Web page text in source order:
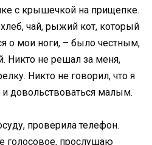
с крышечкой на прищепке.
чай, рыжий кот, который
о мои ноги, – было честным,
не решал за меня,
Никто не говорил, что я
довольствоваться малым.
проверила телефон.
голосовое, прослушаю